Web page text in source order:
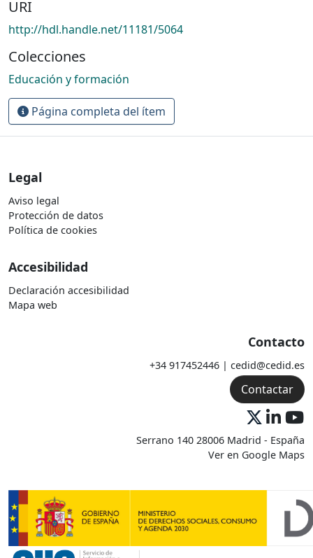
URI
http://hdl.handle.net/11181/5064
Colecciones
Educación y formación
Página completa del ítem
Legal
Aviso legal
Protección de datos
Política de cookies
Accesibilidad
Declaración accesibilidad
Mapa web
Contacto
+34 917452446 | cedid@cedid.es
Contactar
Serrano 140 28006 Madrid - España
Ver en Google Maps